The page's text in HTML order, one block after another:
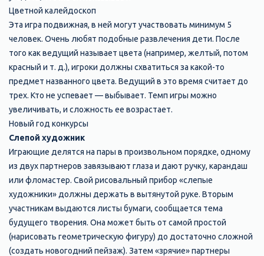
Цветной калейдоскоп
Эта игра подвижная, в ней могут участвовать минимум 5
человек. Очень любят подобные развлечения дети. После
того как ведущий называет цвета (например, желтый, потом
красный и т. д.), игроки должны схватиться за какой-то
предмет названного цвета. Ведущий в это время считает до
трех. Кто не успевает — выбывает. Темп игры можно
увеличивать, и сложность ее возрастает.
Новый год конкурсы
Слепой художник
Играющие делятся на пары в произвольном порядке, одному
из двух партнеров завязывают глаза и дают ручку, карандаш
или фломастер. Свой рисовальный прибор «слепые
художники» должны держать в вытянутой руке. Вторым
участникам выдаются листы бумаги, сообщается тема
будущего творения. Она может быть от самой простой
(нарисовать геометрическую фигуру) до достаточно сложной
(создать новогодний пейзаж). Затем «зрячие» партнеры